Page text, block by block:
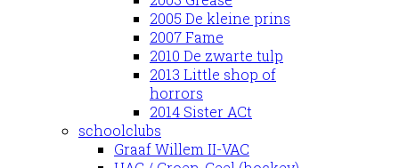
2005 De kleine prins
2007 Fame
2010 De zwarte tulp
2013 Little shop of
horrors
2014 Sister ACt
schoolclubs
Graaf Willem II-VAC